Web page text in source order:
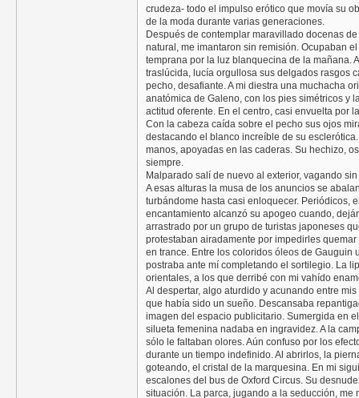
crudeza- todo el impulso erótico que movía su
de la moda durante varias generaciones.
Después de contemplar maravillado docenas
natural, me imantaron sin remisión. Ocupaban
temprana por la luz blanquecina de la mañana.
traslúcida, lucía orgullosa sus delgados rasgos
pecho, desafiante. A mi diestra una muchacha
anatómica de Galeno, con los pies simétricos y
actitud oferente. En el centro, casi envuelta por
Con la cabeza caída sobre el pecho sus ojos
destacando el blanco increíble de su
manos, apoyadas en las caderas. Su hechizo,
siempre.
Malparado salí de nuevo al exterior, vagando
A esas alturas la musa de los anuncios se
turbándome hasta casi enloquecer. Periódicos,
encantamiento alcanzó su apogeo cuando,
arrastrado por un grupo de turistas japoneses
protestaban airadamente por impedirles
en trance. Entre los coloridos óleos de
postraba ante mí completando el sortilegio. La
orientales, a los que derribé con mi vahído
Al despertar, algo aturdido y acunando entre
que había sido un sueño. Descansaba
imagen del espacio publicitario. Sumergida en
silueta femenina nadaba en ingravidez. A la
sólo le faltaban olores. Aún confuso por los
durante un tiempo indefinido. Al abrirlos, la
goteando, el cristal de la marquesina. En mi
escalones del bus de Oxford Circus. Su
situación. La parca, jugando a la seducción, me